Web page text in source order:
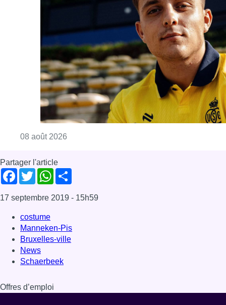
08 août 2026
Partager l'article
Facebook
TwitterWhatsApp
17 septembre 2019 - 15h59
costume
Manneken-Pis
Bruxelles-ville
News
Schaerbeek
Offres d’emploi